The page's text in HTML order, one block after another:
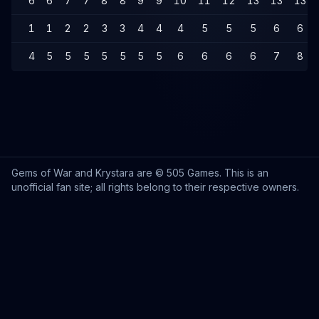
1 1 2 2 3 3 4 4 4 5 5 5 6 6
4 5 5 5 5 5 5 5 6 6 6 6 7 8
Gems of War and Krystara are © 505 Games. This is an
unofficial fan site; all rights belong to their respective owners.